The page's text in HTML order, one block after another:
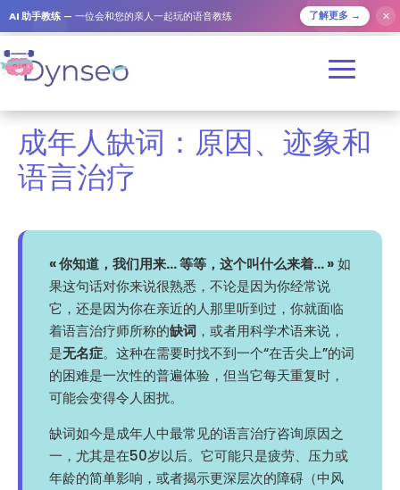
AI 助手教练 — 一位会和您的亲人一起玩的语音教练 了解更多 → ✕
成年人缺词：原因、迹象和
语言治疗
« 你知道，我们用来... 等等，这个叫什么来着... »如
果这句话对你来说很熟悉，不论是因为你经常说
它，还是因为你在亲近的人那里听到过，你就面临
着语言治疗师所称的缺词 ，或者用科学术语来说，
是无名症。这种在需要时找不到一个“在舌尖上”的词
的困难是一次性的普遍体验，但当它每天重复时，
可能会变得令人困扰。
缺词如今是成年人中最常见的语言治疗咨询原因之
一，尤其是在50岁以后。它可能只是疲劳、压力或
年龄的简单影响，或者揭示更深层次的障碍（中风